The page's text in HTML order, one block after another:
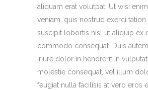
aliquam erat volutpat. Ut wisi
veniam, quis nostrud exerci
suscipit lobortis nisl ut aliquip ex
commodo consequat. Duis
iriure dolor in hendrerit in
molestie consequat, vel illum
feugiat nulla facilisis at vero eros